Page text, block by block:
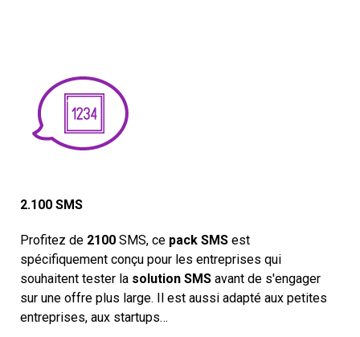
2.100 SMS
Profitez de 2100 SMS, ce pack SMS est
spécifiquement conçu pour les entreprises qui
souhaitent tester la solution SMS avant de s'engager
sur une offre plus large. Il est aussi adapté aux petites
entreprises, aux startups…